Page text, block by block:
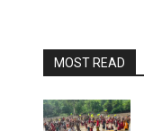
MOST READ